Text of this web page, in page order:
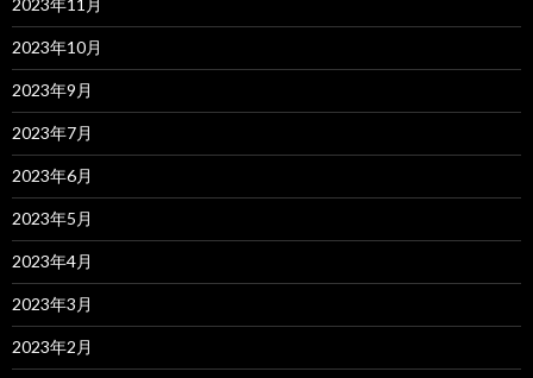
2023年11月
2023年10月
2023年9月
2023年7月
2023年6月
2023年5月
2023年4月
2023年3月
2023年2月